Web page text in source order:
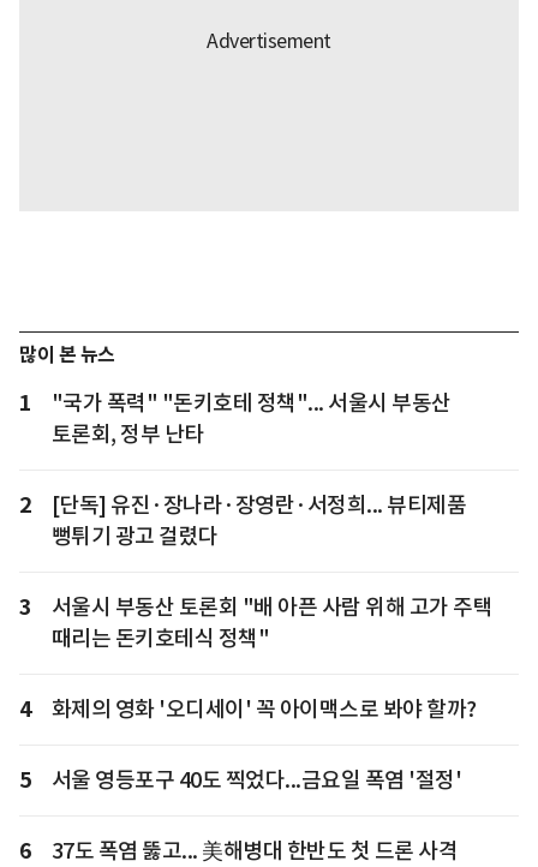
많이 본 뉴스
1
"국가 폭력" "돈키호테 정책"... 서울시 부동산
토론회, 정부 난타
2
[단독] 유진·장나라·장영란·서정희... 뷰티제품
뻥튀기 광고 걸렸다
3
서울시 부동산 토론회 "배 아픈 사람 위해 고가 주택
때리는 돈키호테식 정책"
4 화제의 영화 '오디세이' 꼭 아이맥스로 봐야 할까?
5 서울 영등포구 40도 찍었다...금요일 폭염 '절정'
6 37도 폭염 뚫고... 美해병대 한반도 첫 드론 사격